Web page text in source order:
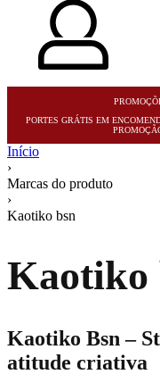
PORTES GRÁTIS EM
Início
›
Marcas do produto
›
Kaotiko bsn
Kaotiko
Kaotiko Bsn –
atitude criativa